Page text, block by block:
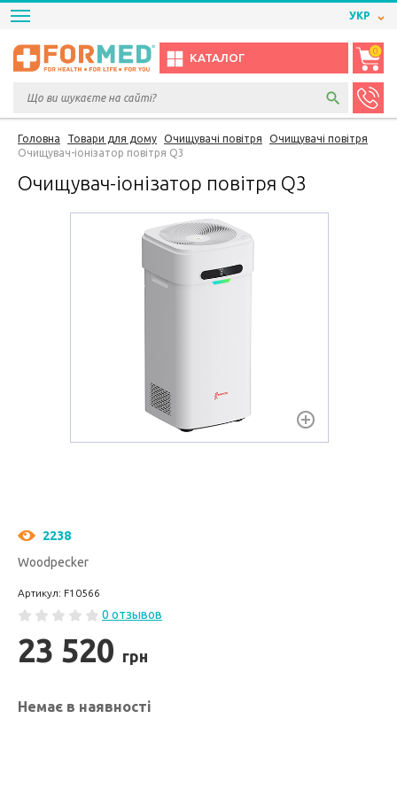
УКР
КАТАЛОГ
0
Головна Товари для дому Очищувачі повітря
Очищувачі повітря
Очищувач-іонізатор повітря Q3
Очищувач-іонізатор повітря Q3
2238
Woodpecker
Артикул: F10566
0 отзывов
23 520 грн
Немає в наявності